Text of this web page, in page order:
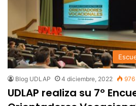
Blog UDLAP 4 diciembre, 2022 976
UDLAP realiza su 7º